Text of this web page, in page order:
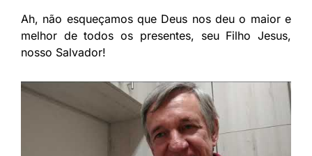
Ah, não esqueçamos que Deus nos deu o maior e
melhor de todos os presentes, seu Filho Jesus,
nosso Salvador!